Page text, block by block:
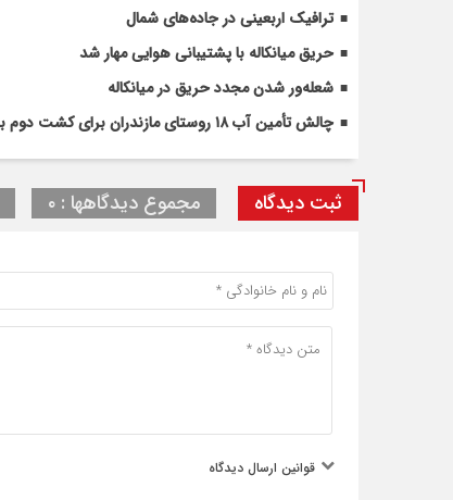
ترافیک اربعینی در جاده‌های شمال
حریق میانکاله با پشتیبانی هوایی مهار شد
شعله‌ور شدن مجدد حریق در میانکاله
چالش تأمین آب ۱۸ روستای مازندران برای کشت دوم برنج
ثبت دیدگاه مجموع دیدگاهها : ۰
قوانین ارسال دیدگاه